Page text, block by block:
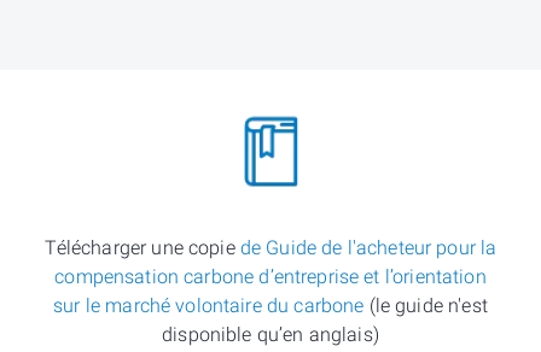
Télécharger une copiede Guide de l'acheteur pour la
compensation carbone d’entreprise et l’orientation
sur le marché volontaire du carbone (le guide n'est
disponible qu’en anglais)